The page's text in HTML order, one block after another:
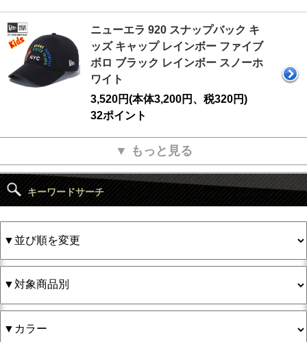
ニューエラ 920 スナップバック キ
ッズ キャップ レインボー ファイブ
ボロ ブラック レインボー スノーホ
ワイト
3,520円(本体3,200円、税320円)
32ポイント
▼ もっと見る
キーワードサーチ